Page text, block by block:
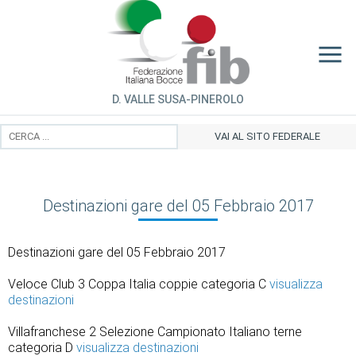
D. VALLE SUSA-PINEROLO
VAI AL SITO FEDERALE
Destinazioni gare del 05 Febbraio 2017
Destinazioni gare del 05 Febbraio 2017
Veloce Club 3 Coppa Italia coppie categoria C visualizza
destinazioni
Villafranchese 2 Selezione Campionato Italiano terne
categoria D visualizza destinazioni